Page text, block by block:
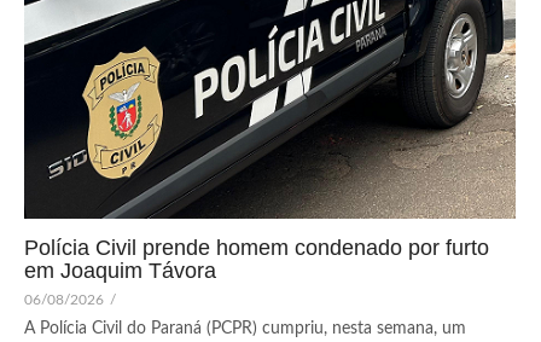
Polícia Civil prende homem condenado por furto
em Joaquim Távora
06/08/2026 /
A Polícia Civil do Paraná (PCPR) cumpriu, nesta semana, um